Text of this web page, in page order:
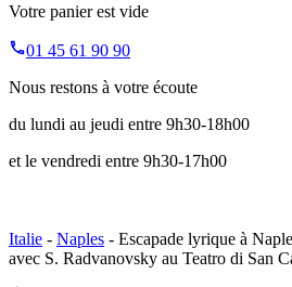
Votre panier est vide
01 45 61 90 90
Nous restons à votre écoute
du lundi au jeudi entre 9h30-18h00
et le vendredi entre 9h30-17h00
Italie - Naples - Escapade lyrique à
avec S. Radvanovsky au Teatro di San